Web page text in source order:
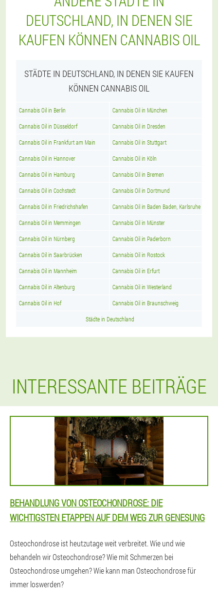
DEUTSCHLAND, IN DENEN SIE
KAUFEN KÖNNEN CANNABIS OIL
STÄDTE IN DEUTSCHLAND, IN DENEN SIE KAUFEN
KÖNNEN CANNABIS OIL
Cannabis Oil in Berlin Cannabis Oil in München
Cannabis Oil in Düsseldorf Cannabis Oil in Dresden
Cannabis Oil in Frankfurt am Main Cannabis Oil in Stuttgart
Cannabis Oil in Hannover Cannabis Oil in Köln
Cannabis Oil in Hamburg Cannabis Oil in Bremen
Cannabis Oil in Cochstedt Cannabis Oil in Dortmund
Cannabis Oil in Friedrichshafen Cannabis Oil in Baden Baden, Karlsruhe
Cannabis Oil in Memmingen Cannabis Oil in Münster
Cannabis Oil in Nürnberg Cannabis Oil in Paderborn
Cannabis Oil in Saarbrücken Cannabis Oil in Rostock
Cannabis Oil in Mannheim Cannabis Oil in Erfurt
Cannabis Oil in Altenburg Cannabis Oil in Westerland
Cannabis Oil in Hof Cannabis Oil in Braunschweig
Städte in Deutschland
INTERESSANTE BEITRÄGE
BEHANDLUNG VON OSTEOCHONDROSE: DIE
WICHTIGSTEN ETAPPEN AUF DEM WEG ZUR GENESUNG
Osteochondrose ist heutzutage weit verbreitet. Wie und wie
behandeln wir Osteochondrose? Wie mit Schmerzen bei
Osteochondrose umgehen? Wie kann man Osteochondrose für
immer loswerden?